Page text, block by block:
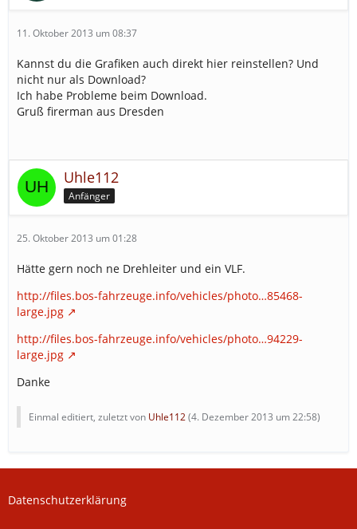
11. Oktober 2013 um 08:37
Kannst du die Grafiken auch direkt hier reinstellen? Und
nicht nur als Download?
Ich habe Probleme beim Download.
Gruß firerman aus Dresden
Uhle112
Anfänger
25. Oktober 2013 um 01:28
Hätte gern noch ne Drehleiter und ein VLF.
http://files.bos-fahrzeuge.info/vehicles/photo…85468-
large.jpg
http://files.bos-fahrzeuge.info/vehicles/photo…94229-
large.jpg
Danke
Einmal editiert, zuletzt von Uhle112(4. Dezember 2013 um 22:58)
Datenschutzerklärung